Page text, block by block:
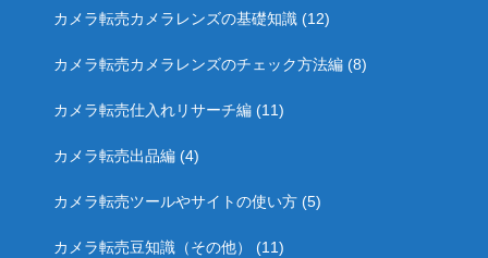
カメラ転売カメラレンズの基礎知識 (12)
カメラ転売カメラレンズのチェック方法編 (8)
カメラ転売仕入れリサーチ編 (11)
カメラ転売出品編 (4)
カメラ転売ツールやサイトの使い方 (5)
カメラ転売豆知識（その他） (11)